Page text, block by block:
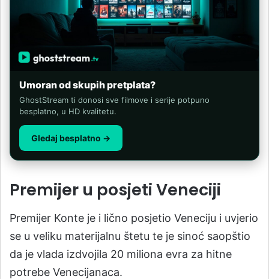
Umoran od skupih pretplata?
GhostStream ti donosi sve filmove i serije potpuno
besplatno, u HD kvalitetu.
Gledaj besplatno →
Premijer u posjeti Veneciji
Premijer Konte je i lično posjetio Veneciju i uvjerio
se u veliku materijalnu štetu te je sinoć saopštio
da je vlada izdvojila 20 miliona evra za hitne
potrebe Venecijanaca.